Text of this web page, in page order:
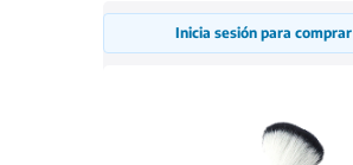
Inicia sesión para comprar